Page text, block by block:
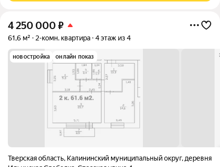
4 250 000 ₽
61,6 м² 2-комн. квартира 4 этаж из 4
новостройка онлайн показ
Тверская область, Калининский муниципальный округ, деревня